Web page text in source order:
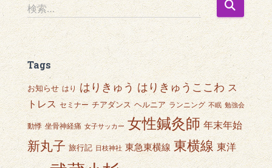
検
索
検索…
Tags
お知らせ はり はりきゅう はりきゅうここわ ス
トレス セミナー チアダンス ヘルニア ランニング 不眠 勉強会
動悸 坐骨神経痛 女子サッカー 女性鍼灸師 年末年始
新丸子 旅行記 日枝神社 東急東横線 東横線 東洋